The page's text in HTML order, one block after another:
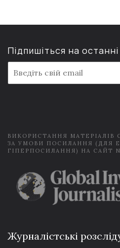
Підпишіться на
m
a
ВИКОРИСТАННЯ
ЗА УМОВИ ПОСИЛАННЯ (ДЛЯ
ГІПЕРПОСИЛАННЯ) НА САЙТ
Журналістські